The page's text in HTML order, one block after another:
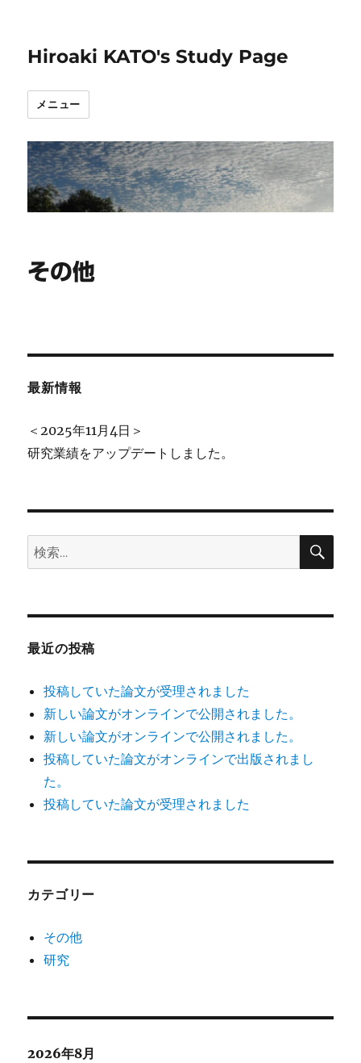
Hiroaki KATO's Study Page
メニュー
その他
最新情報
＜2025年11月4日＞
研究業績をアップデートしました。
検
索:
検
最近の投稿
投稿していた論文が受理されました
新しい論文がオンラインで公開されました。
新しい論文がオンラインで公開されました。
投稿していた論文がオンラインで出版されまし
た。
投稿していた論文が受理されました
カテゴリー
その他
研究
2026年8月